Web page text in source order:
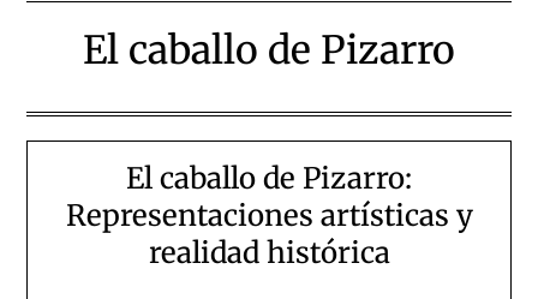
El caballo de Pizarro
El caballo de Pizarro:
Representaciones artísticas y
realidad histórica